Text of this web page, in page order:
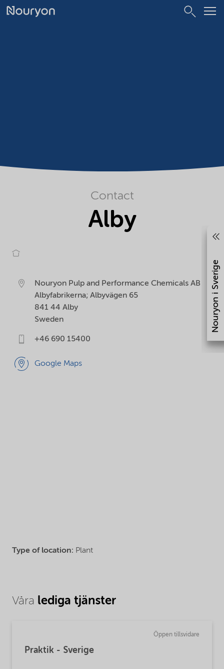
Contact
Alby
Nouryon i Sverige
Nouryon Pulp and Performance Chemicals AB
Albyfabrikerna; Albyvägen 65
841 44 Alby
Sweden
+46 690 15400
Google Maps
Type of location: Plant
Våra lediga tjänster
Öppen tillsvidare
Praktik - Sverige